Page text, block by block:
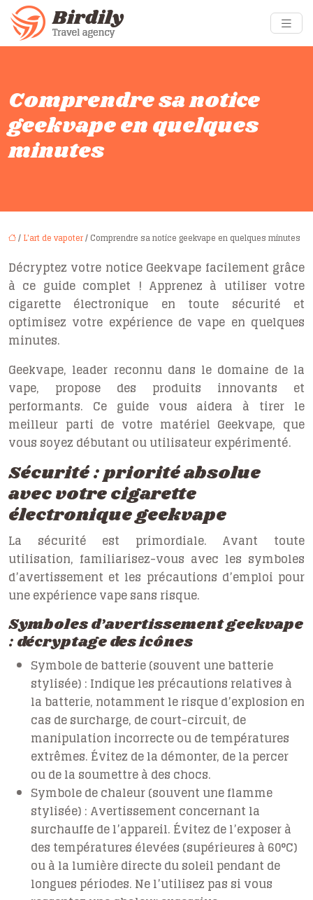
Comprendre sa notice
geekvape en quelques
minutes
/ L'art de vapoter/ Comprendre sa notice geekvape en quelques minutes
Décryptez votre notice Geekvape facilement grâce
à ce guide complet ! Apprenez à utiliser votre
cigarette électronique en toute sécurité et
optimisez votre expérience de vape en quelques
minutes.
Geekvape, leader reconnu dans le domaine de la
vape, propose des produits innovants et
performants. Ce guide vous aidera à tirer le
meilleur parti de votre matériel Geekvape, que
vous soyez débutant ou utilisateur expérimenté.
Sécurité : priorité absolue
avec votre cigarette
électronique geekvape
La sécurité est primordiale. Avant toute
utilisation, familiarisez-vous avec les symboles
d’avertissement et les précautions d’emploi pour
une expérience vape sans risque.
Symboles d’avertissement geekvape
: décryptage des icônes
Symbole de batterie (souvent une batterie
stylisée) : Indique les précautions relatives à
la batterie, notamment le risque d’explosion en
cas de surcharge, de court-circuit, de
manipulation incorrecte ou de températures
extrêmes. Évitez de la démonter, de la percer
ou de la soumettre à des chocs.
Symbole de chaleur (souvent une flamme
stylisée) : Avertissement concernant la
surchauffe de l’appareil. Évitez de l’exposer à
des températures élevées (supérieures à 60°C)
ou à la lumière directe du soleil pendant de
longues périodes. Ne l’utilisez pas si vous